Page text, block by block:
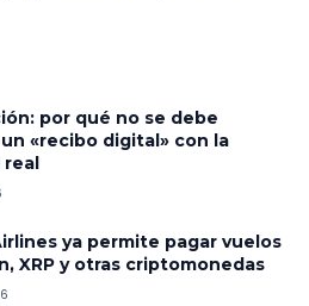
por qué no se debe
«recibo digital» con la
ya permite pagar vuelos
XRP y otras criptomonedas